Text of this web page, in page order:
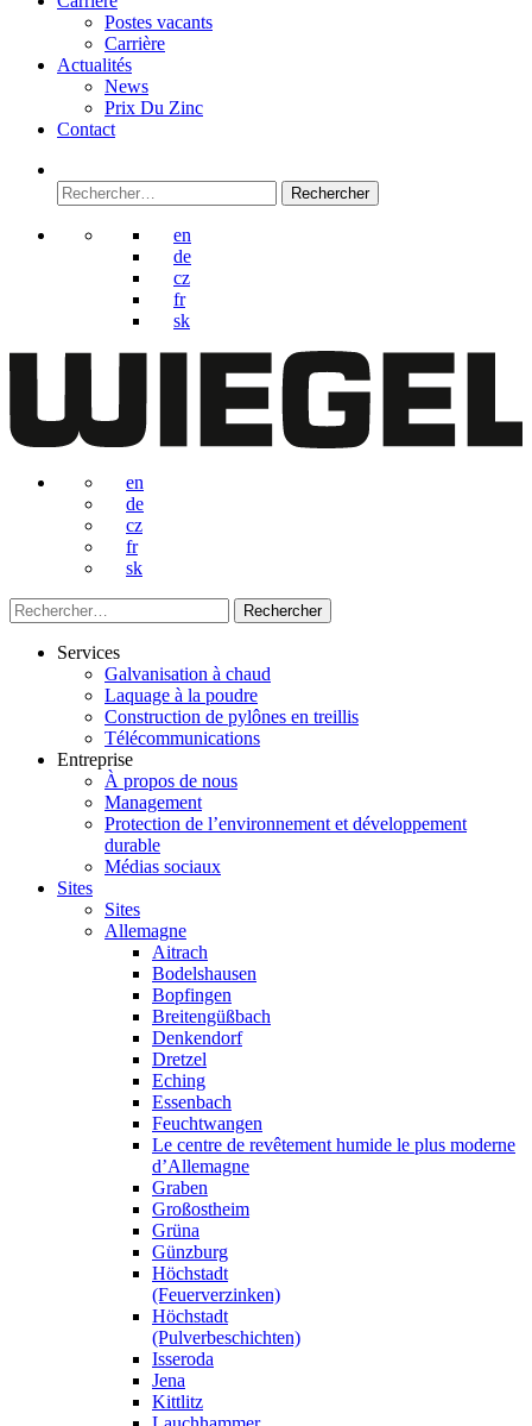
Postes vacants
Carrière
Actualités
News
Prix Du Zinc
Contact
Rechercher :
en
de
cz
fr
sk
en
de
cz
fr
sk
Rechercher :
Services
Galvanisation à chaud
Laquage à la poudre
Construction de pylônes en treillis
Télécommunications
Entreprise
À propos de nous
Management
Protection de l’environnement et développement
durable
Médias sociaux
Sites
Sites
Allemagne
Aitrach
Bodelshausen
Bopfingen
Breitengüßbach
Denkendorf
Dretzel
Eching
Essenbach
Feuchtwangen
Le centre de revêtement humide le plus moderne
d’Allemagne
Graben
Großostheim
Grüna
Günzburg
Höchstadt
(Feuerverzinken)
Höchstadt
(Pulverbeschichten)
Isseroda
Jena
Kittlitz